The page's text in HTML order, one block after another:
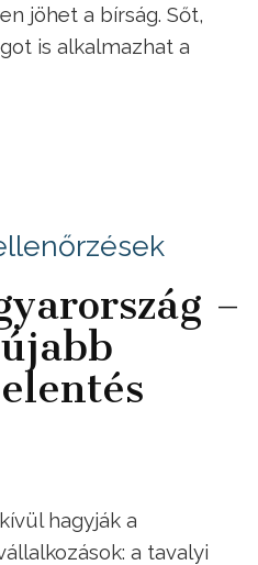
jöhet a bírság. Sőt,
is alkalmazhat a
–
hagyják a
a tavalyi